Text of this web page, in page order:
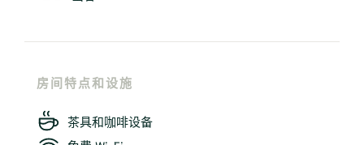
房间特点和设施
茶具和咖啡设备